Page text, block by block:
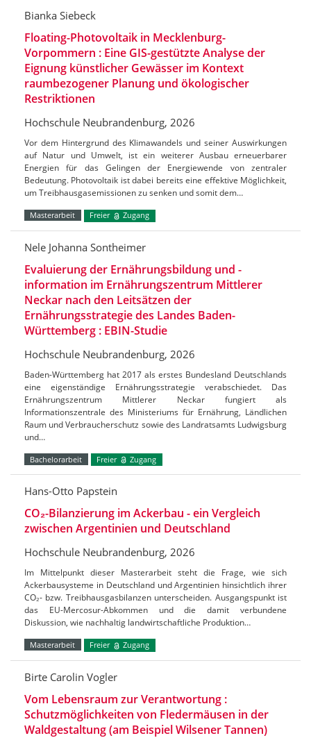
Bianka Siebeck
Floating-Photovoltaik in Mecklenburg-
Vorpommern : Eine GIS-gestützte Analyse der
Eignung künstlicher Gewässer im Kontext
raumbezogener Planung und ökologischer
Restriktionen
Hochschule Neubrandenburg, 2026
Vor dem Hintergrund des Klimawandels und seiner Auswirkungen
auf Natur und Umwelt, ist ein weiterer Ausbau erneuerbarer
Energien für das Gelingen der Energiewende von zentraler
Bedeutung. Photovoltaik ist dabei bereits eine effektive Möglichkeit,
um Treibhausgasemissionen zu senken und somit dem…
Masterarbeit Freier Zugang
Nele Johanna Sontheimer
Evaluierung der Ernährungsbildung und -
information im Ernährungszentrum Mittlerer
Neckar nach den Leitsätzen der
Ernährungsstrategie des Landes Baden-
Württemberg : EBIN-Studie
Hochschule Neubrandenburg, 2026
Baden-Württemberg hat 2017 als erstes Bundesland Deutschlands
eine eigenständige Ernährungsstrategie verabschiedet. Das
Ernährungszentrum Mittlerer Neckar fungiert als
Informationszentrale des Ministeriums für Ernährung, Ländlichen
Raum und Verbraucherschutz sowie des Landratsamts Ludwigsburg
und…
Bachelorarbeit Freier Zugang
Hans-Otto Papstein
CO₂-Bilanzierung im Ackerbau - ein Vergleich
zwischen Argentinien und Deutschland
Hochschule Neubrandenburg, 2026
Im Mittelpunkt dieser Masterarbeit steht die Frage, wie sich
Ackerbausysteme in Deutschland und Argentinien hinsichtlich ihrer
CO₂- bzw. Treibhausgasbilanzen unterscheiden. Ausgangspunkt ist
das EU-Mercosur-Abkommen und die damit verbundene
Diskussion, wie nachhaltig landwirtschaftliche Produktion…
Masterarbeit Freier Zugang
Birte Carolin Vogler
Vom Lebensraum zur Verantwortung :
Schutzmöglichkeiten von Fledermäusen in der
Waldgestaltung (am Beispiel Wilsener Tannen)